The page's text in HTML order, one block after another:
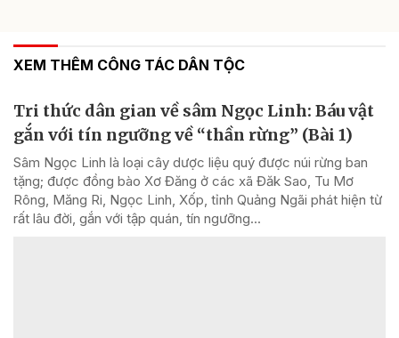
XEM THÊM CÔNG TÁC DÂN TỘC
Tri thức dân gian về sâm Ngọc Linh: Báu vật
gắn với tín ngưỡng về “thần rừng” (Bài 1)
Sâm Ngọc Linh là loại cây dược liệu quý được núi rừng ban
tặng; được đồng bào Xơ Đăng ở các xã Đăk Sao, Tu Mơ
Rông, Măng Ri, Ngọc Linh, Xốp, tỉnh Quảng Ngãi phát hiện từ
rất lâu đời, gắn với tập quán, tín ngưỡng...